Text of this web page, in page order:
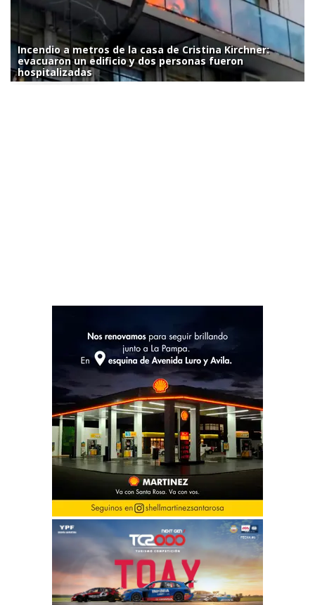
Incendio a metros de la casa de Cristina Kirchner:
evacuaron un edificio y dos personas fueron
hospitalizadas